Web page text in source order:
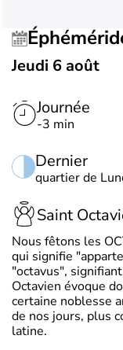
Jeudi 6 août
Journée
-3 min
Dernier
quartier de
Saint
Nous fêtons les
qui signifie
"octavus",
Octavien évoque
certaine noblesse
de nos jours, plus
latine.